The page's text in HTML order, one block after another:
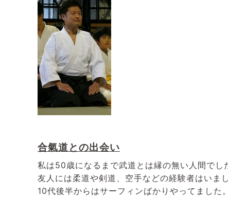
合氣道との出会い
私は50歳になるまで武道とは縁の無い人間でし
友人には柔道や剣道、空手などの経験者はいま
10代後半からはサーフィンばかりやってました。